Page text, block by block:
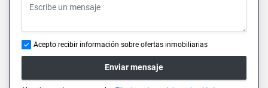
Acepto recibir información sobre ofertas inmobiliarias
Enviar mensaje